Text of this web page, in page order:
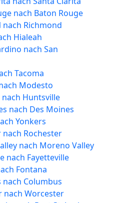
nach Baton Rouge
Richmond
Hialeah
nach San
Tacoma
Modesto
Huntsville
nach Des Moines
Yonkers
Rochester
nach Moreno Valley
nach Fayetteville
Fontana
Columbus
nach Worcester